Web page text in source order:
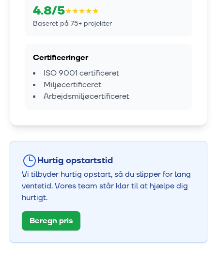
4.8/5★★★★★
Baseret på 75+ projekter
Certificeringer
ISO 9001 certificeret
Miljøcertificeret
Arbejdsmiljøcertificeret
Hurtig opstartstid
Vi tilbyder hurtig opstart, så du slipper for lang
ventetid. Vores team står klar til at hjælpe dig
hurtigt.
Beregn pris